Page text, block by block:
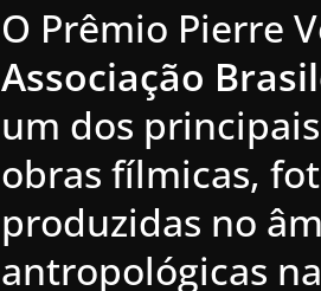
O Prêmio Pierre
Associação
um dos
obras fílmicas,
produzidas no
antropológicas